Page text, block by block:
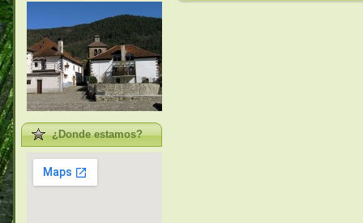
¿Donde estamos?